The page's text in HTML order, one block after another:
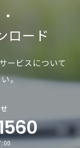
ロード
ービスについて
。